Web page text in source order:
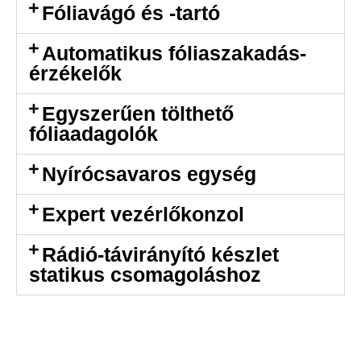
Fóliavágó és -tartó
Automatikus fóliaszakadás-
érzékelők
Egyszerűen tölthető
fóliaadagolók
Nyírócsavaros egység
Expert vezérlőkonzol
Rádió-távirányító készlet
statikus csomagoláshoz